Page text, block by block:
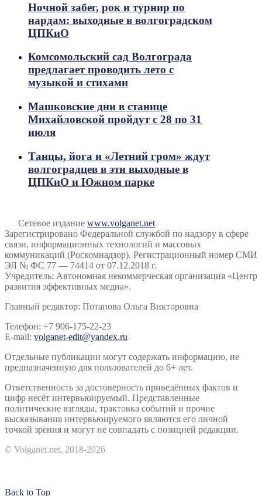
Ночной забег, рок и турнир по
нардам: выходные в волгоградском
ЦПКиО
Комсомольский сад Волгограда
предлагает проводить лето с
музыкой и стихами
Машковские дни в станице
Михайловской пройдут с 28 по 31
июля
Танцы, йога и «Летний гром» ждут
волгоградцев в эти выходные в
ЦПКиО и Южном парке
Сетевое издание www.volganet.net
Зарегистрировано Федеральной службой по надзору в сфере
связи, информационных технологий и массовых
коммуникаций (Роскомнадзор). Регистрационный номер СМИ
ЭЛ № ФС 77 — 74414 от 07.12.2018 г.
Учредитель: Автономная некоммерческая организация «Центр
развития эффективных медиа».
Главный редактор: Потапова Ольга Викторовна
Телефон: +7 906-175-22-23
E-mail: volganet-edit@yandex.ru
Отдельные публикации могут содержать информацию, не
предназначенную для пользователей до 6+ лет.
Ответственность за достоверность приведённых фактов и
цифр несёт интервьюируемый. Представленные
политические взгляды, трактовка событий и прочие
высказывания интервьюируемого являются его личной
точкой зрения и могут не совпадать с позицией редакции.
© Volganet.net, 2018-2026
Back to Top